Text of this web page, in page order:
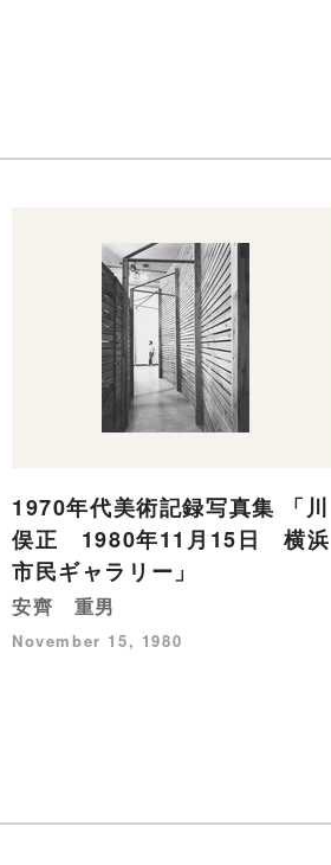
1970年代美術記録写真集 「川
俣正 1980年11月15日 横浜
市民ギャラリー」
安齊 重男
November 15, 1980